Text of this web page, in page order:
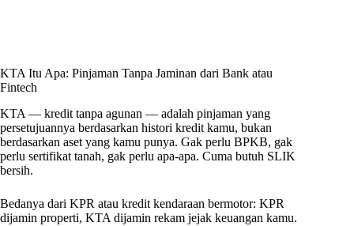
KTA Itu Apa: Pinjaman Tanpa Jaminan dari Bank atau
Fintech
KTA — kredit tanpa agunan — adalah pinjaman yang
persetujuannya berdasarkan histori kredit kamu, bukan
berdasarkan aset yang kamu punya. Gak perlu BPKB, gak
perlu sertifikat tanah, gak perlu apa-apa. Cuma butuh SLIK
bersih.
Bedanya dari KPR atau kredit kendaraan bermotor: KPR
dijamin properti, KTA dijamin rekam jejak keuangan kamu.